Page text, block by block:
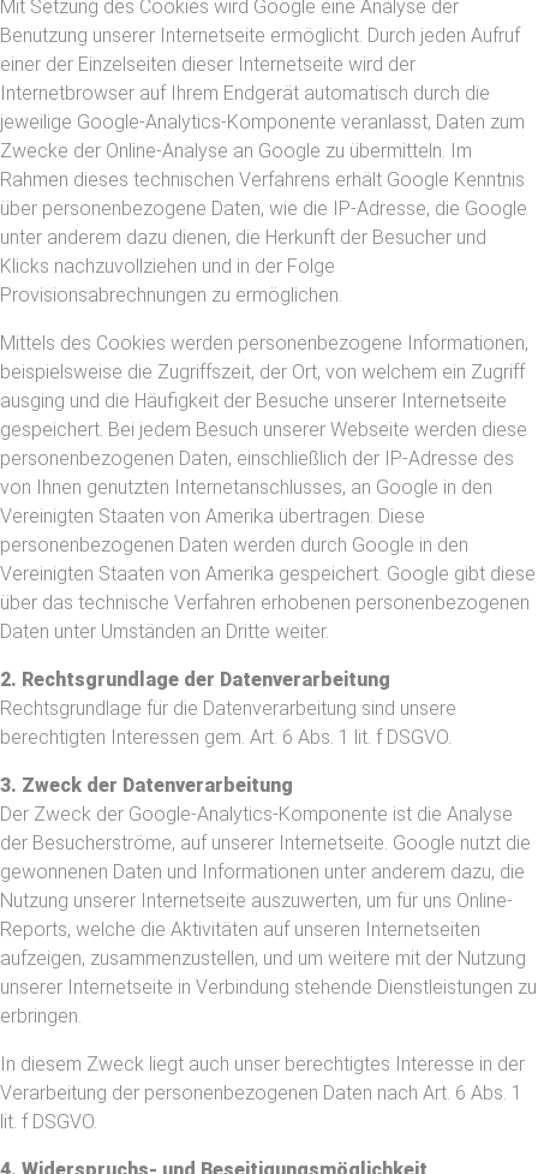
Mit Setzung des Cookies wird Google eine Analyse der
Benutzung unserer Internetseite ermöglicht. Durch jeden Aufruf
einer der Einzelseiten dieser Internetseite wird der
Internetbrowser auf Ihrem Endgerät automatisch durch die
jeweilige Google-Analytics-Komponente veranlasst, Daten zum
Zwecke der Online-Analyse an Google zu übermitteln. Im
Rahmen dieses technischen Verfahrens erhält Google Kenntnis
über personenbezogene Daten, wie die IP-Adresse, die Google
unter anderem dazu dienen, die Herkunft der Besucher und
Klicks nachzuvollziehen und in der Folge
Provisionsabrechnungen zu ermöglichen.
Mittels des Cookies werden personenbezogene Informationen,
beispielsweise die Zugriffszeit, der Ort, von welchem ein Zugriff
ausging und die Häufigkeit der Besuche unserer Internetseite
gespeichert. Bei jedem Besuch unserer Webseite werden diese
personenbezogenen Daten, einschließlich der IP-Adresse des
von Ihnen genutzten Internetanschlusses, an Google in den
Vereinigten Staaten von Amerika übertragen. Diese
personenbezogenen Daten werden durch Google in den
Vereinigten Staaten von Amerika gespeichert. Google gibt diese
über das technische Verfahren erhobenen personenbezogenen
Daten unter Umständen an Dritte weiter.
2. Rechtsgrundlage der Datenverarbeitung
Rechtsgrundlage für die Datenverarbeitung sind unsere
berechtigten Interessen gem. Art. 6 Abs. 1 lit. f DSGVO.
3. Zweck der Datenverarbeitung
Der Zweck der Google-Analytics-Komponente ist die Analyse
der Besucherströme, auf unserer Internetseite. Google nutzt die
gewonnenen Daten und Informationen unter anderem dazu, die
Nutzung unserer Internetseite auszuwerten, um für uns Online-
Reports, welche die Aktivitäten auf unseren Internetseiten
aufzeigen, zusammenzustellen, und um weitere mit der Nutzung
unserer Internetseite in Verbindung stehende Dienstleistungen zu
erbringen.
In diesem Zweck liegt auch unser berechtigtes Interesse in der
Verarbeitung der personenbezogenen Daten nach Art. 6 Abs. 1
lit. f DSGVO.
4. Widerspruchs- und Beseitigungsmöglichkeit